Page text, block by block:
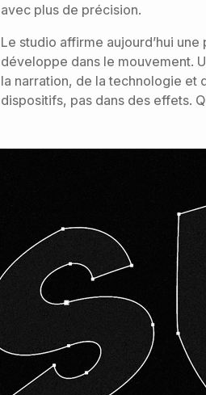
avec plus de précision.
Le studio affirme aujourd’hui
développe dans le mouvement.
la narration, de la technologie et
dispositifs, pas dans des effets.